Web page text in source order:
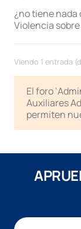
¿no tiene nada
Violencia
Viendo 1 entrada
El foro
Auxiliares
permiten